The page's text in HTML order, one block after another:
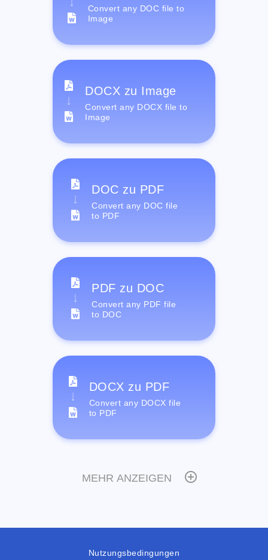
Convert any DOC file to
Image
DOCX zu Image
Convert any DOCX file to
Image
DOC zu PDF
Convert any DOC file
to PDF
PDF zu DOC
Convert any PDF file
to DOC
DOCX zu PDF
Convert any DOCX file
to PDF
MEHR ANZEIGEN
Nutzungsbedingungen